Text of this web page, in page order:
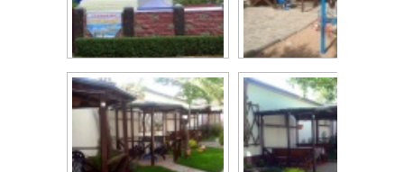
Гостевой дом... Территория